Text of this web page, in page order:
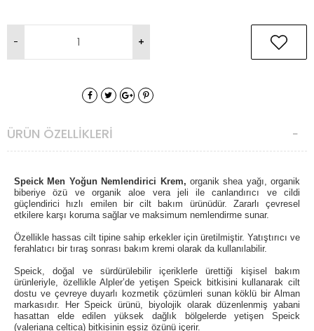
ÜRÜN ÖZELLIKLERI
Speick Men Yoğun Nemlendirici Krem, organik shea yağı, organik
biberiye özü ve organik aloe vera jeli ile canlandırıcı ve cildi
güçlendirici hızlı emilen bir cilt bakım ürünüdür. Zararlı çevresel
etkilere karşı koruma sağlar ve maksimum nemlendirme sunar.
Özellikle hassas cilt tipine sahip erkekler için üretilmiştir. Yatıştırıcı ve
ferahlatıcı bir tıraş sonrası bakım kremi olarak da kullanılabilir.
Speick, doğal ve sürdürülebilir içeriklerle ürettiği kişisel bakım
ürünleriyle, özellikle Alpler’de yetişen Speick bitkisini kullanarak cilt
dostu ve çevreye duyarlı kozmetik çözümleri sunan köklü bir Alman
markasıdır. Her Speick ürünü, biyolojik olarak düzenlenmiş yabani
hasattan elde edilen yüksek dağlık bölgelerde yetişen Speick
(valeriana celtica) bitkisinin eşsiz özünü içerir.